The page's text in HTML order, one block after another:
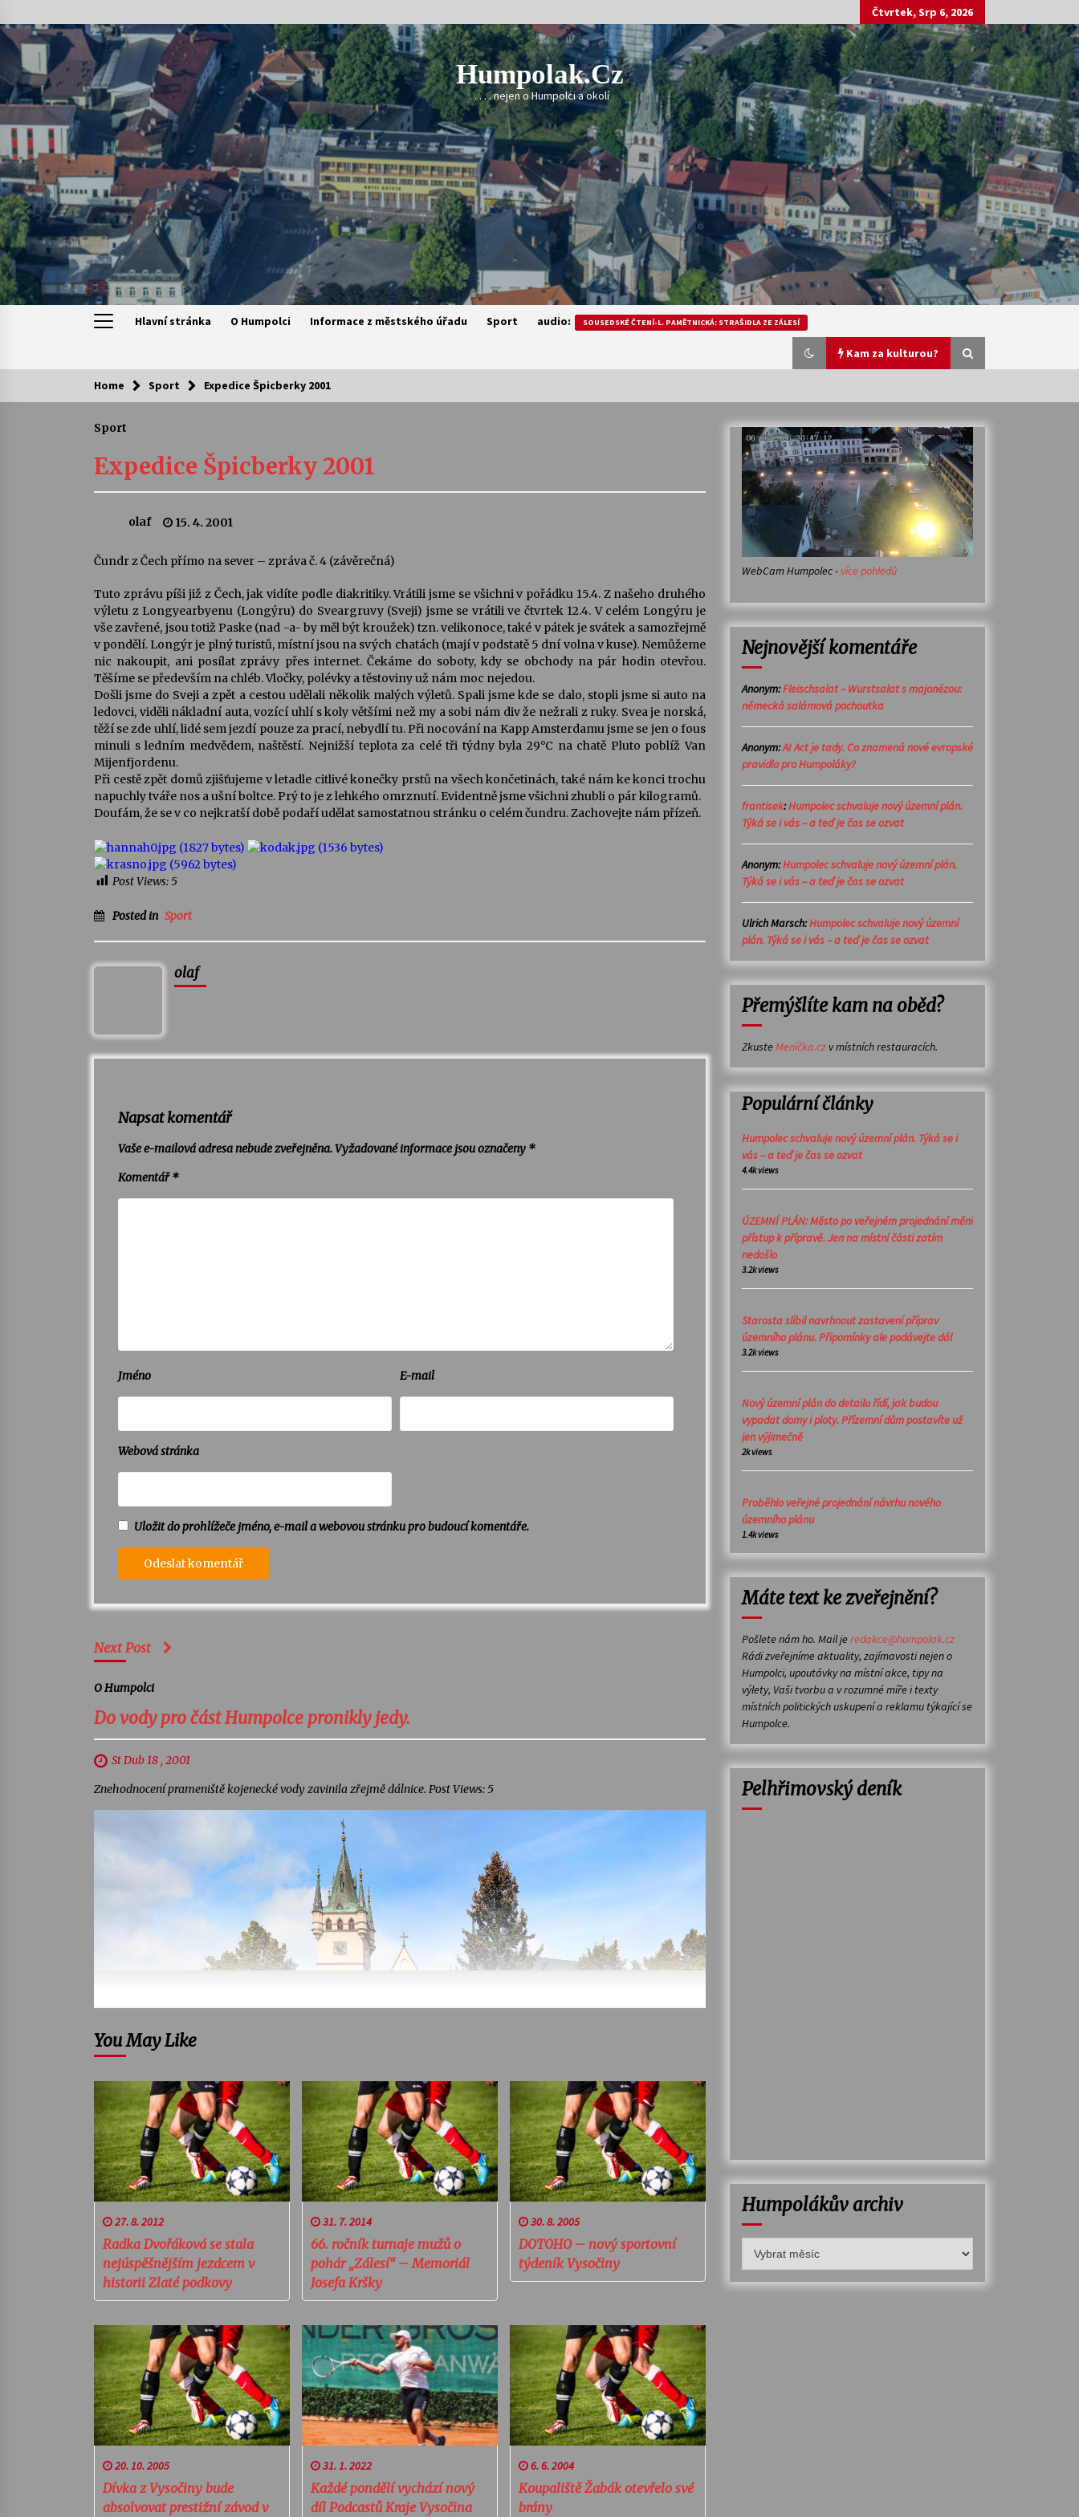
to
content
Čtvrtek, Srp 6, 2026
Humpolak.cz
. . . . . nejen o Humpolci a okolí
Hlavní stránka O Humpolci Informace z městského úřadu Sport audio: SOUSEDSKÉ ČTENÍ-L. PAMĚTNICKÁ: STRAŠIDLA ZE ZÁLESÍ
Kam za kulturou?
Kam za kulturou?
Camerata a Sukuba Ensemble
4. 8. 2026
Veselí muzikanti
30. 7. 2026
Pozvánka na integrační festival
Quijotova šedesátka: 28. 7.–1. 8.
28. 7. 2026
Votavžatský ploty
23. 7. 2026
Letní koncerty ve Stromovce: Rufus
Miller
22. 7. 2026
Vysočinka
17. 7. 2026 14. 7. 2026
Za kulturou kousek za Humpolec. V
Želivě ožije odkaz Josefa Čapka
13. 7. 2026
Varhanní recitál Michala Novenka v
Klášteře Želiv
3. 7. 2026
30. 6. 2026
Home Sport Expedice Špicberky 2001
Sport
Expedice Špicberky 2001
olaf 15. 4. 2001
Čundr z Čech přímo na sever – zpráva č. 4 (závěrečná)
Tuto zprávu píši již z Čech, jak vidíte podle diakritiky. Vrátili jsme se všichni v pořádku 15.4. Z našeho druhého
výletu z Longyearbyenu (Longýru) do Sveargruvy (Sveji) jsme se vrátili ve čtvrtek 12.4. V celém Longýru je
vše zavřené, jsou totiž Paske (nad -a- by měl být kroužek) tzn. velikonoce, také v pátek je svátek a samozřejmě
v pondělí. Longýr je plný turistů, místní jsou na svých chatách (mají v podstatě 5 dní volna v kuse). Nemůžeme
nic nakoupit, ani posílat zprávy přes internet. Čekáme do soboty, kdy se obchody na pár hodin otevřou.
Těšíme se především na chléb. Vločky, polévky a těstoviny už nám moc nejedou.
Došli jsme do Sveji a zpět a cestou udělali několik malých výletů. Spali jsme kde se dalo, stopli jsme si auto na
ledovci, viděli nákladní auta, vozící uhlí s koly většími než my a sobi nám div že nežrali z ruky. Svea je norská,
těží se zde uhlí, lidé sem jezdí pouze za prací, nebydlí tu. Při nocování na Kapp Amsterdamu jsme se jen o fous
minuli s ledním medvědem, naštěstí. Nejnižší teplota za celé tři týdny byla 29°C na chatě Pluto poblíž Van
Mijenfjordenu.
Při cestě zpět domů zjišťujeme v letadle citlivé konečky prstů na všech končetinách, také nám ke konci trochu
napuchly tváře nos a ušní boltce. Prý to je z lehkého omrznutí. Evidentně jsme všichni zhubli o pár kilogramů.
Doufám, že se v co nejkratší době podaří udělat samostatnou stránku o celém čundru. Zachovejte nám přízeň.
Post Views:5
Posted in Sport
olaf
Napsat komentář
Vaše e-mailová adresa nebude zveřejněna.Vyžadované informace jsou označeny *
Komentář*
Jméno E-mail
Webová stránka
Uložit do prohlížeče jméno, e-mail a webovou stránku pro budoucí komentáře.
Next Post
O Humpolci
Do vody pro část Humpolce pronikly jedy.
St Dub 18 , 2001
Znehodnocení prameniště kojenecké vody zavinila zřejmě dálnice. Post Views: 5
You May Like
27. 8. 2012
Radka Dvořáková se stala
nejúspěšnějším jezdcem v
historii Zlaté podkovy
31. 7. 2014
66. ročník turnaje mužů o
pohár „Zálesí“ – Memoriál
Josefa Kršky
30. 8. 2005
DOTOHO – nový sportovní
týdeník Vysočiny
20. 10. 2005
Dívka z Vysočiny bude
absolvovat prestižní závod v
31. 1. 2022
Každé pondělí vychází nový
díl Podcastů Kraje Vysočina
6. 6. 2004
Koupaliště Žabák otevřelo své
brány
WebCam Humpolec - více pohledů
Nejnovější komentáře
Anonym:Fleischsalat – Wurstsalat s majonézou:
německá salámová pochoutka
Anonym:AI Act je tady. Co znamená nové evropské
pravidlo pro Humpoláky?
frantisek:Humpolec schvaluje nový územní plán.
Týká se i vás – a teď je čas se ozvat
Anonym:Humpolec schvaluje nový územní plán.
Týká se i vás – a teď je čas se ozvat
Ulrich Marsch:Humpolec schvaluje nový územní
plán. Týká se i vás – a teď je čas se ozvat
Přemýšlíte kam na oběd?
ZkusteMeníčka.cz v místních restauracích.
Populární články
Humpolec schvaluje nový územní plán. Týká se i
vás – a teď je čas se ozvat
4.4k views
ÚZEMNÍ PLÁN: Město po veřejném projednání mění
přístup k přípravě. Jen na místní části zatím
nedošlo
3.2k views
Starosta slíbil navrhnout zastavení příprav
územního plánu. Připomínky ale podávejte dál
3.2k views
Nový územní plán do detailu řídí, jak budou
vypadat domy i ploty. Přízemní dům postavíte už
jen výjimečně
2k views
Proběhlo veřejné projednání návrhu nového
územního plánu
1.4k views
Máte text ke zveřejnění?
Pošlete nám ho. Mail jeredakce@humpolak.cz
Rádi zveřejníme aktuality, zajímavosti nejen o
Humpolci, upoutávky na místní akce, tipy na
výlety, Vaši tvorbu a v rozumné míře i texty
místních politických uskupení a reklamu týkající se
Humpolce.
Pelhřimovský deník
Humpolákův archiv
archiv